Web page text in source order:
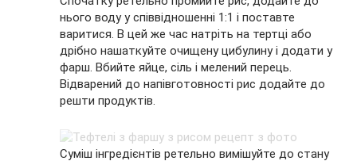
нього воду у співвідношенні 1:1 і поставте
варитися. В цей же час натріть на тертці або
дрібно нашаткуйте очищену цибулину і додати у
фарш. Вбийте яйце, сіль і мелений перець.
Відварений до напівготовності рис додайте до
решти продуктів.
Суміш інгредієнтів ретельно вимішуйте до стану